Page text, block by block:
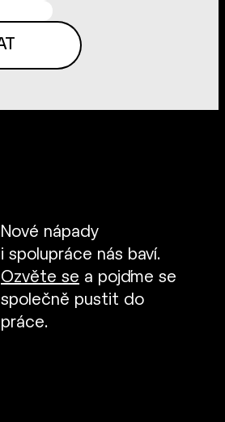
Nové nápady
i spolupráce nás baví.
Ozvěte se a pojďme se
společně pustit do
práce.